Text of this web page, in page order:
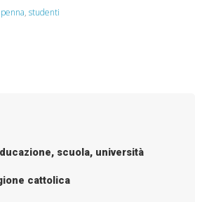
penna, studenti
scuola, università
cattolica